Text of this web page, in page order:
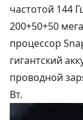
частотой 144
200+50+50
процессор
гигантский
проводной
Вт.